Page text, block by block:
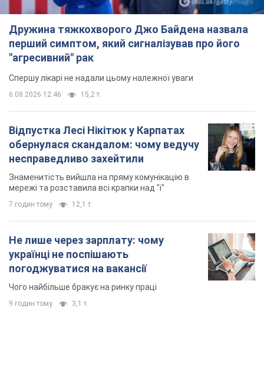
Дружина тяжкохворого Джо Байдена назвала
перший симптом, який сигналізував про його
"агресивний" рак
Спершу лікарі не надали цьому належної уваги
6.08.2026 12:46 15,2 т.
Відпустка Лесі Нікітюк у Карпатах
обернулася скандалом: чому ведучу
несправедливо захейтили
Знаменитість вийшла на пряму комунікацію в
мережі та розставила всі крапки над "і"
7 годин тому 12,1 т.
Не лише через зарплату: чому
українці не поспішають
погоджуватися на вакансії
Чого найбільше бракує на ринку праці
9 годин тому 3,1 т.